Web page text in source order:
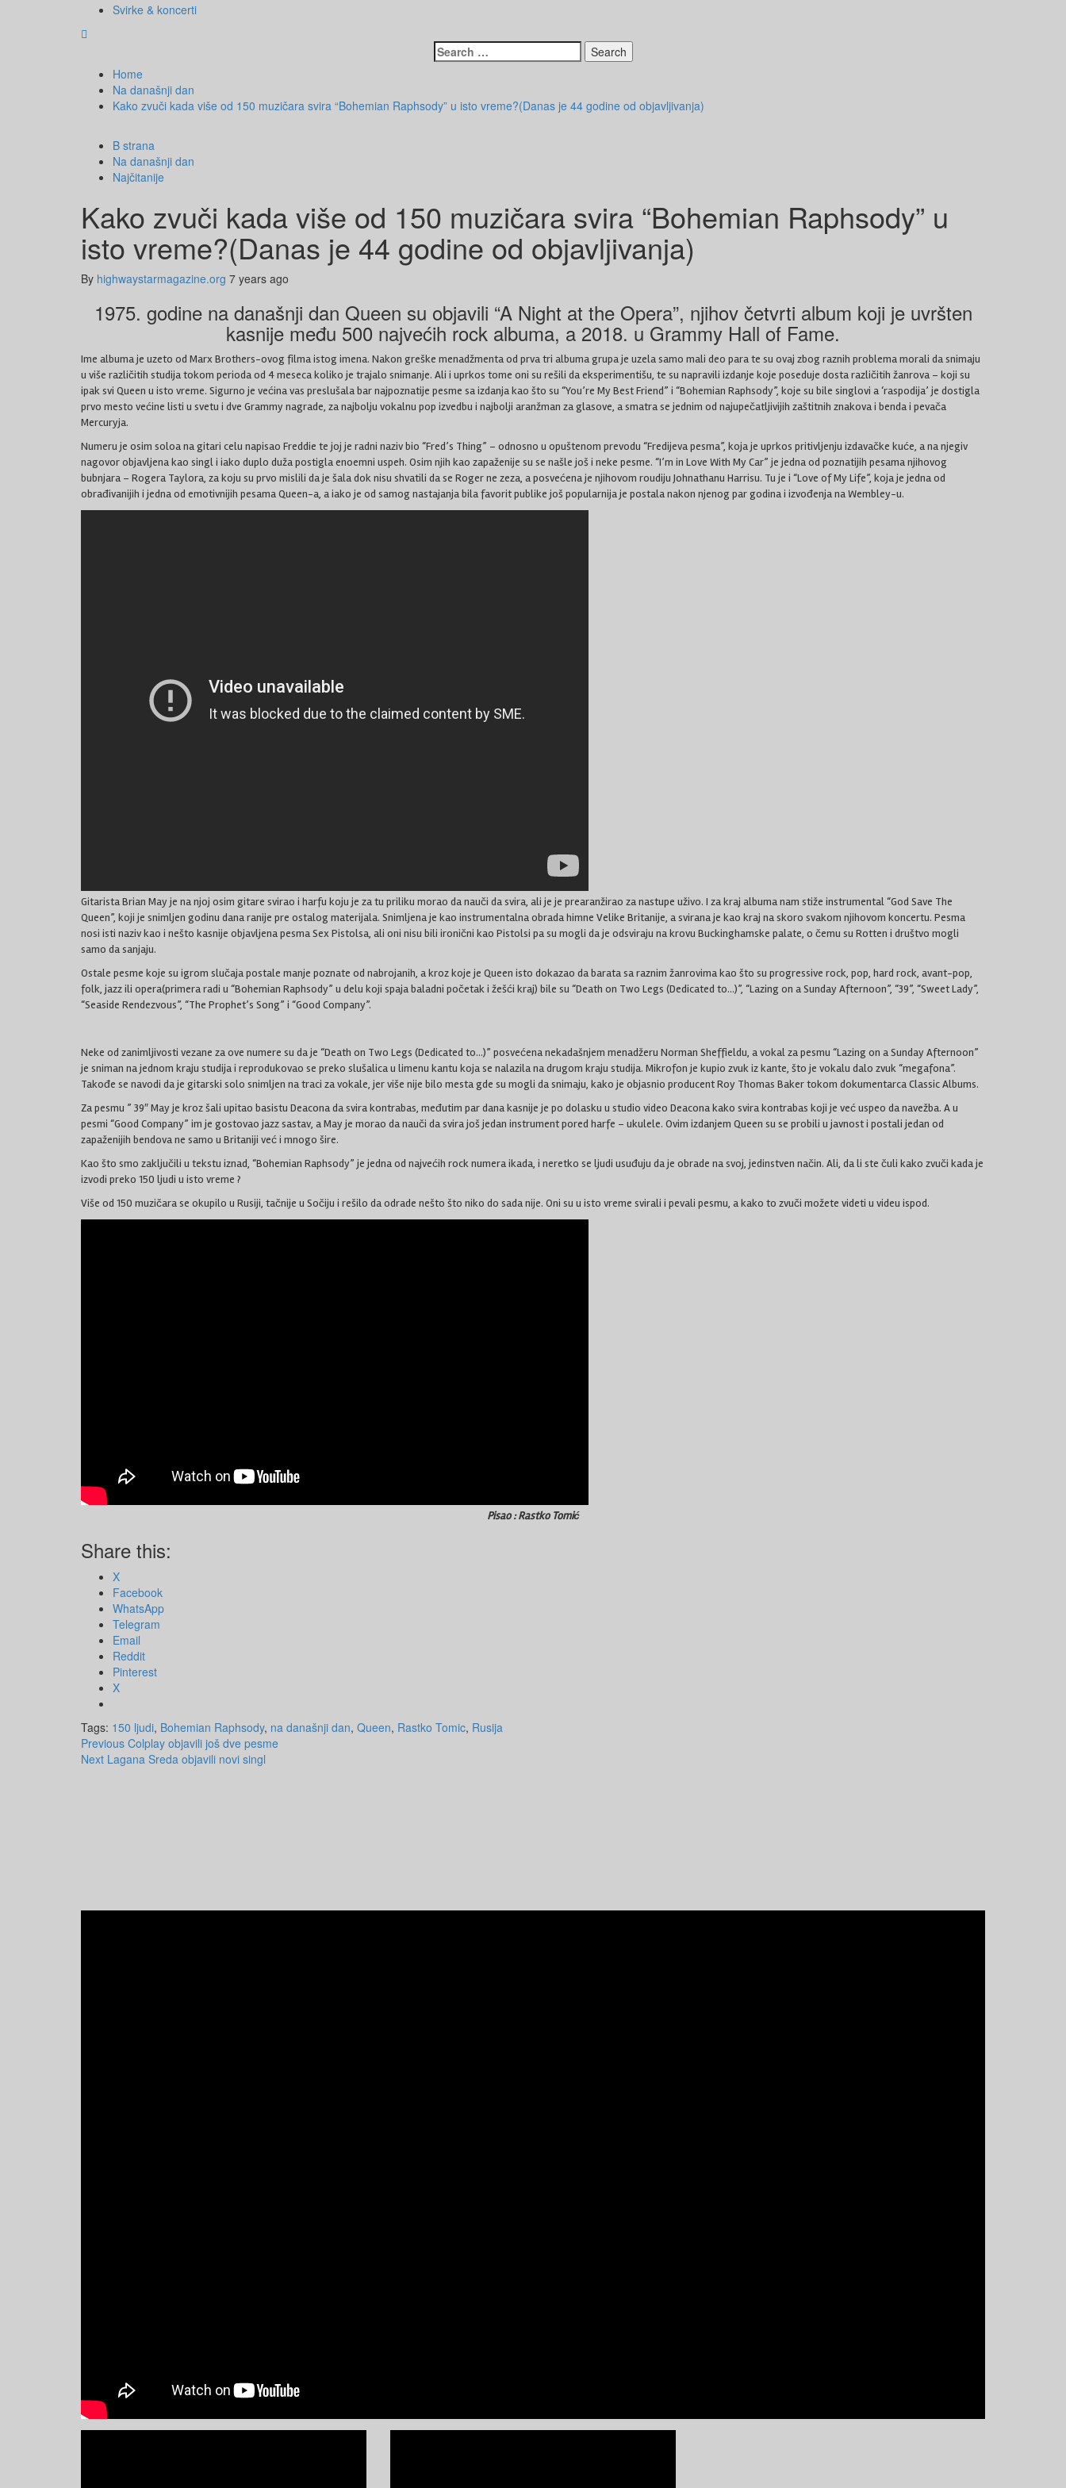
Svirke & koncerti
Search
for:
Home
Na današnji dan
Kako zvuči kada više od 150 muzičara svira “Bohemian Raphsody” u isto vreme?(Danas je 44 godine od objavljivanja)
B strana
Na današnji dan
Najčitanije
Kako zvuči kada više od 150 muzičara svira “Bohemian Raphsody” u
isto vreme?(Danas je 44 godine od objavljivanja)
By highwaystarmagazine.org 7 years ago
1975. godine na današnji dan Queen su objavili “A Night at the Opera”, njihov četvrti album koji je uvršten
kasnije među 500 najvećih rock albuma, a 2018. u Grammy Hall of Fame.
Ime albuma je uzeto od Marx Brothers-ovog filma istog imena. Nakon greške menadžmenta od prva tri albuma grupa je uzela samo mali deo para te su ovaj zbog raznih problema morali da snimaju
u više različitih studija tokom perioda od 4 meseca koliko je trajalo snimanje. Ali i uprkos tome oni su rešili da eksperimentišu, te su napravili izdanje koje poseduje dosta različitih žanrova – koji su
ipak svi Queen u isto vreme. Sigurno je većina vas preslušala bar najpoznatije pesme sa izdanja kao što su “You’re My Best Friend” i “Bohemian Raphsody”, koje su bile singlovi a ‘raspodija’ je dostigla
prvo mesto većine listi u svetu i dve Grammy nagrade, za najbolju vokalnu pop izvedbu i najbolji aranžman za glasove, a smatra se jednim od najupečatljivijih zaštitnih znakova i benda i pevača
Mercuryja.
Numeru je osim soloa na gitari celu napisao Freddie te joj je radni naziv bio “Fred’s Thing” – odnosno u opuštenom prevodu “Fredijeva pesma”, koja je uprkos pritivljenju izdavačke kuće, a na njegiv
nagovor objavljena kao singl i iako duplo duža postigla enoemni uspeh. Osim njih kao zapaženije su se našle još i neke pesme. “I’m in Love With My Car” je jedna od poznatijih pesama njihovog
bubnjara – Rogera Taylora, za koju su prvo mislili da je šala dok nisu shvatili da se Roger ne zeza, a posvećena je njihovom roudiju Johnathanu Harrisu. Tu je i “Love of My Life”, koja je jedna od
obrađivanijih i jedna od emotivnijih pesama Queen-a, a iako je od samog nastajanja bila favorit publike još popularnija je postala nakon njenog par godina i izvođenja na Wembley-u.
Gitarista Brian May je na njoj osim gitare svirao i harfu koju je za tu priliku morao da nauči da svira, ali je je prearanžirao za nastupe uživo. I za kraj albuma nam stiže instrumental “God Save The
Queen”, koji je snimljen godinu dana ranije pre ostalog materijala. Snimljena je kao instrumentalna obrada himne Velike Britanije, a svirana je kao kraj na skoro svakom njihovom koncertu. Pesma
nosi isti naziv kao i nešto kasnije objavljena pesma Sex Pistolsa, ali oni nisu bili ironični kao Pistolsi pa su mogli da je odsviraju na krovu Buckinghamske palate, o čemu su Rotten i društvo mogli
samo da sanjaju.
Ostale pesme koje su igrom slučaja postale manje poznate od nabrojanih, a kroz koje je Queen isto dokazao da barata sa raznim žanrovima kao što su progressive rock, pop, hard rock, avant-pop,
folk, jazz ili opera(primera radi u “Bohemian Raphsody” u delu koji spaja baladni početak i žešći kraj) bile su “Death on Two Legs (Dedicated to…)”, “Lazing on a Sunday Afternoon”, “39”, “Sweet Lady”,
“Seaside Rendezvous”, “The Prophet’s Song” i “Good Company”.
Neke od zanimljivosti vezane za ove numere su da je “Death on Two Legs (Dedicated to…)” posvećena nekadašnjem menadžeru Norman Sheffieldu, a vokal za pesmu “Lazing on a Sunday Afternoon”
je sniman na jednom kraju studija i reprodukovao se preko slušalica u limenu kantu koja se nalazila na drugom kraju studija. Mikrofon je kupio zvuk iz kante, što je vokalu dalo zvuk “megafona”.
Takođe se navodi da je gitarski solo snimljen na traci za vokale, jer više nije bilo mesta gde su mogli da snimaju, kako je objasnio producent Roy Thomas Baker tokom dokumentarca Classic Albums.
Za pesmu ” 39″ May je kroz šali upitao basistu Deacona da svira kontrabas, međutim par dana kasnije je po dolasku u studio video Deacona kako svira kontrabas koji je već uspeo da navežba. A u
pesmi “Good Company” im je gostovao jazz sastav, a May je morao da nauči da svira još jedan instrument pored harfe – ukulele. Ovim izdanjem Queen su se probili u javnost i postali jedan od
zapaženijih bendova ne samo u Britaniji već i mnogo šire.
Kao što smo zaključili u tekstu iznad, “Bohemian Raphsody” je jedna od najvećih rock numera ikada, i neretko se ljudi usuđuju da je obrade na svoj, jedinstven način. Ali, da li ste čuli kako zvuči kada je
izvodi preko 150 ljudi u isto vreme ?
Više od 150 muzičara se okupilo u Rusiji, tačnije u Sočiju i rešilo da odrade nešto što niko do sada nije. Oni su u isto vreme svirali i pevali pesmu, a kako to zvuči možete videti u videu ispod.
Pisao : Rastko Tomić
Share this:
X
Facebook
WhatsApp
Telegram
Email
Reddit
Pinterest
X
Tags: 150 ljudi, Bohemian Raphsody, na današnji dan, Queen, Rastko Tomic, Rusija
Post
navigation
Previous Colplay objavili još dve pesme
Next Lagana Sreda objavili novi singl